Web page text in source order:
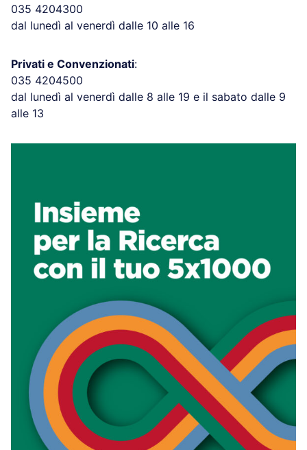
035 4204300
dal lunedì al venerdì dalle 10 alle 16
Privati e Convenzionati:
035 4204500
dal lunedì al venerdì dalle 8 alle 19 e il sabato dalle 9
alle 13